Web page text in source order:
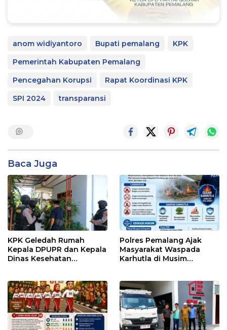
anom widiyantoro Bupati pemalang
KPK
Pemerintah Kabupaten Pemalang
Pencegahan Korupsi
Rapat Koordinasi KPK
SPI 2024
transparansi
Baca Juga
KPK Geledah Rumah
Kepala DPUPR dan Kepala
Dinas Kesehatan
Polres Pemalang Ajak
Masyarakat Waspada
Karhutla di Musim